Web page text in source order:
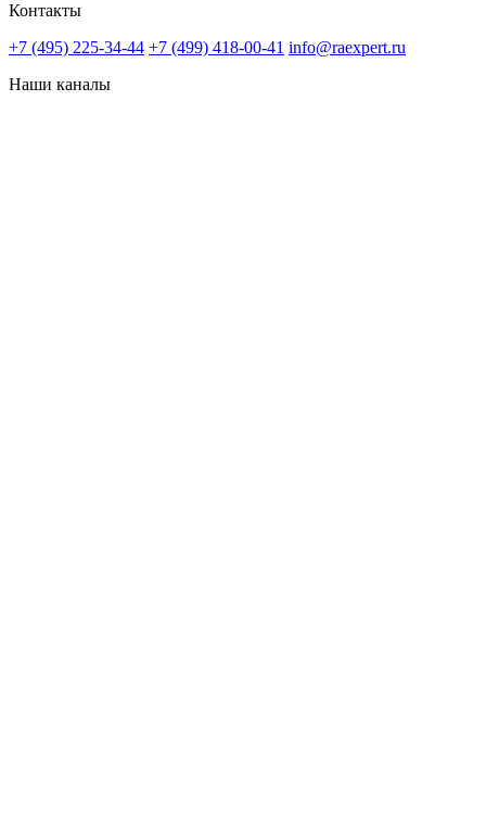
Контакты
+7 (495) 225-34-44 +7 (499) 418-00-41 info@raexpert.ru
Наши каналы